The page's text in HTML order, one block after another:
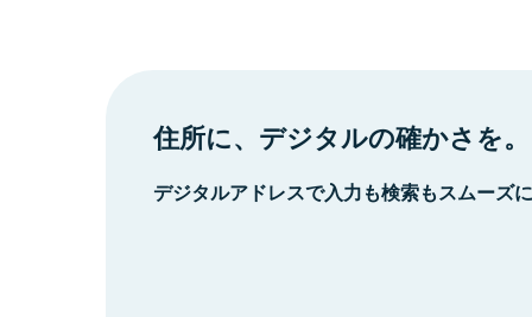
住所に、デジタルの確かさを。
デジタルアドレスで入力も検索もスムーズ